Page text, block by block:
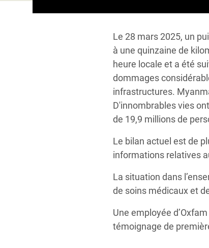
Le 28 mars 2025, un
à une quinzaine de
heure locale et a été
dommages
infrastructures.
D'innombrables vies
de 19,9 millions de
Le bilan actuel est de
informations relatives
La situation dans
de soins médicaux et
Une employée
témoignage de